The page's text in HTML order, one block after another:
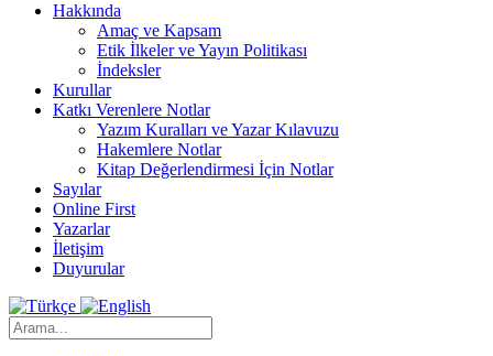
Hakkında
Amaç ve Kapsam
Etik İlkeler ve Yayın Politikası
İndeksler
Kurullar
Katkı Verenlere Notlar
Yazım Kuralları ve Yazar Kılavuzu
Hakemlere Notlar
Kitap Değerlendirmesi İçin Notlar
Sayılar
Online First
Yazarlar
İletişim
Duyurular